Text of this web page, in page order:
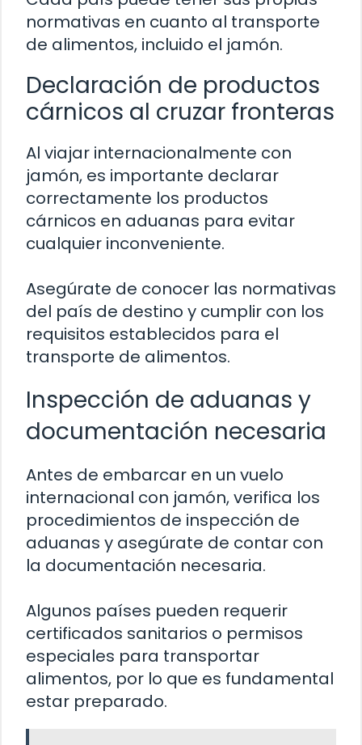
normativas en cuanto al transporte
de alimentos, incluido el jamón.
Declaración de productos
cárnicos al cruzar fronteras
Al viajar internacionalmente con
jamón, es importante declarar
correctamente los productos
cárnicos en aduanas para evitar
cualquier inconveniente.
Asegúrate de conocer las normativas
del país de destino y cumplir con los
requisitos establecidos para el
transporte de alimentos.
Inspección de aduanas y
documentación necesaria
Antes de embarcar en un vuelo
internacional con jamón, verifica los
procedimientos de inspección de
aduanas y asegúrate de contar con
la documentación necesaria.
Algunos países pueden requerir
certificados sanitarios o permisos
especiales para transportar
alimentos, por lo que es fundamental
estar preparado.